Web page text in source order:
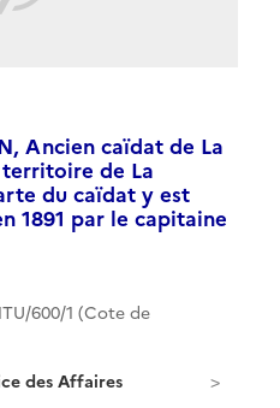
Ancien caïdat de La
de La
du caïdat y est
1891 par le capitaine
600/1 (Cote de
des Affaires